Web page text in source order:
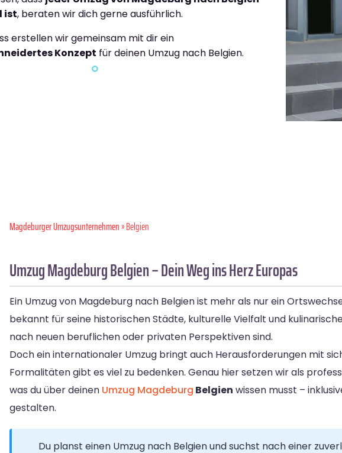
ist, beraten wir dich gerne ausführlich.
erstellen wir gemeinsam mit dir ein
Konzept für deinen Umzug nach Belgien.
Magdeburger Umzugsunternehmen» Belgien
Umzug Magdeburg Belgien – Dein Weg ins Herz Europas
Ein Umzug von Magdeburg nach Belgien ist mehr als nur ein
bekannt für seine historischen Städte, kulturelle Vielfalt und
nach neuen beruflichen oder privaten Perspektiven sind.
Doch ein internationaler Umzug bringt auch Herausforderungen mit
Formalitäten gibt es viel zu bedenken. Genau hier setzen wir als
was du über deinen Umzug Magdeburg Belgien wissen musst –
gestalten.
Du planst einen Umzug nach Belgien und suchst nach einer